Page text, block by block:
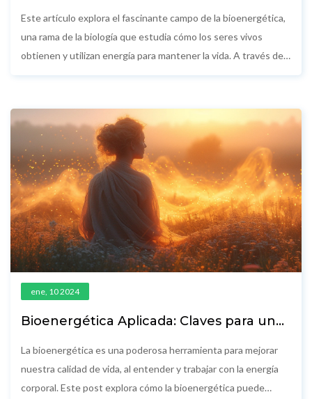
Mejorar tu Bienestar
Este artículo explora el fascinante campo de la bioenergética,
una rama de la biología que estudia cómo los seres vivos
obtienen y utilizan energía para mantener la vida. A través de
general, reducir el estrés y aumentar su energía vital. La guía
ofrece una introducción detallada a los principios
fundamentales de la bioenergética, junto con estrategias
prácticas para aplicar estos conocimientos en la vida diaria.
ene, 10 2024
Bioenergética Aplicada: Claves para un
La bioenergética es una poderosa herramienta para mejorar
nuestra calidad de vida, al entender y trabajar con la energía
corporal. Este post explora cómo la bioenergética puede